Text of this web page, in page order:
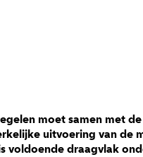
moet samen met
uitvoering van
voldoende draagvlak